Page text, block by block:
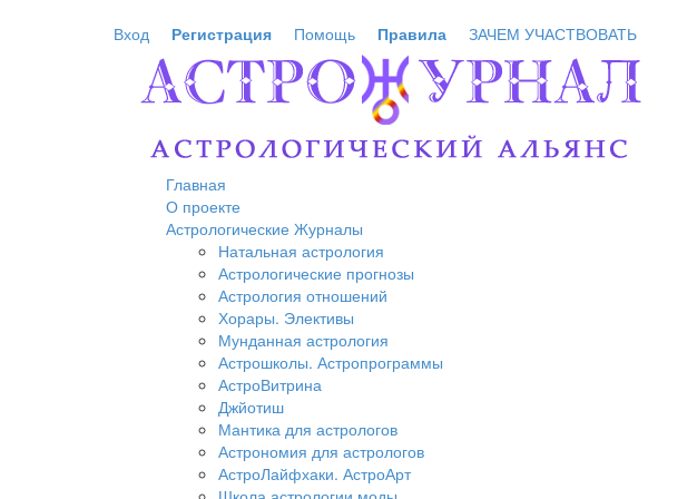
Вход
Регистрация Помощь Правила ЗАЧЕМ УЧАСТВОВАТЬ
Главная
О проекте
Астрологические Журналы
Натальная астрология
Астрологические прогнозы
Астрология отношений
Хорары. Элективы
Мунданная астрология
Астрошколы. Астропрограммы
АстроВитрина
Джйотиш
Мантика для астрологов
Астрономия для астрологов
АстроЛайфхаки. АстроАрт